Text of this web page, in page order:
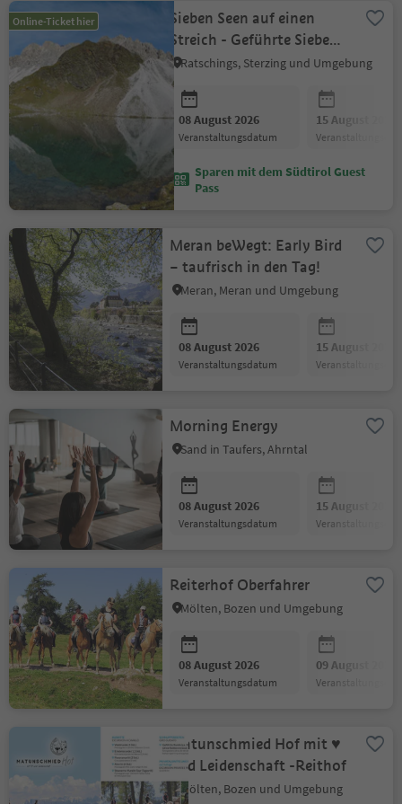
Online-Ticket hier
Sieben Seen auf einen
Streich - Geführte Sieben-
Seen-Tour im Ridnauntal
Ratschings, Sterzing und Umgebung
08 August 2026
Veranstaltungsdatum
15 August 2026
Sparen mit dem Südtirol Guest
Pass
Meran beWegt: Early Bird
– taufrisch in den Tag!
Meran, Meran und Umgebung
08 August 2026
Veranstaltungsdatum
15 August 2026
Morning Energy
Sand in Taufers, Ahrntal
08 August 2026
Veranstaltungsdatum
15 August 2026
Reiterhof Oberfahrer
Mölten, Bozen und Umgebung
08 August 2026
Veranstaltungsdatum
09 August 2026
Matunschmied Hof mit ♥
und Leidenschaft -Reithof
Mölten, Bozen und Umgebung